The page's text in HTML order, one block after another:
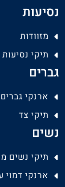
נסיעות
מזוודות
תיקי נסיעות
גברים
ארנקי גברים
תיקי צד
נשים
תיקי נשים
ארנקי דמוי